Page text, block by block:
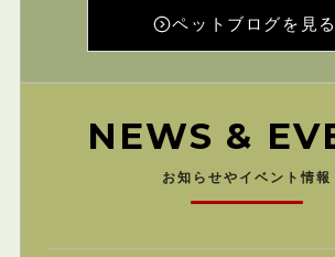
ペットブログを見る
NEWS &
お知らせやイベント情報